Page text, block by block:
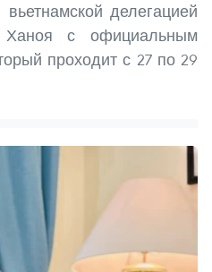
делегацией
с официальным
проходит с 27 по 29